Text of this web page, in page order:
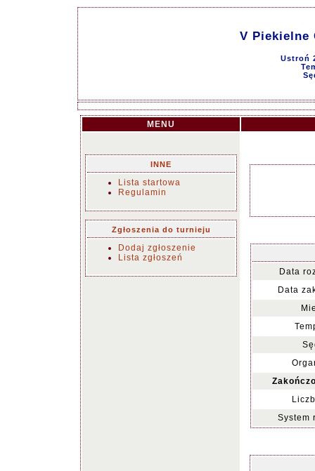
V Piekielne
Ustroń
MENU
INNE
Lista startowa
Regulamin
Zgłoszenia do turnieju
Dodaj zgłoszenie
Lista zgłoszeń
Data
Data
System